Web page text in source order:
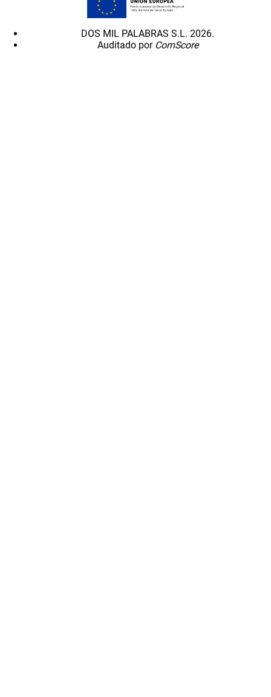
DOS MIL PALABRAS S.L. 2026.
Auditado por ComScore